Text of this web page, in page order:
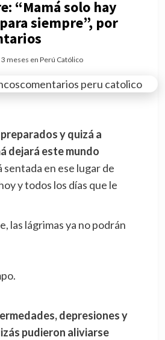
“Mamá solo hay
siempre”, por
3 meses en Perú Católico
y quizá a
dejará este mundo
sentada en ese lugar de
y todos los días que le
las lágrimas ya no podrán
depresiones y
pudieron aliviarse